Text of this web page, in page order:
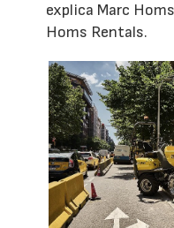
explica Marc
Homs Rentals.